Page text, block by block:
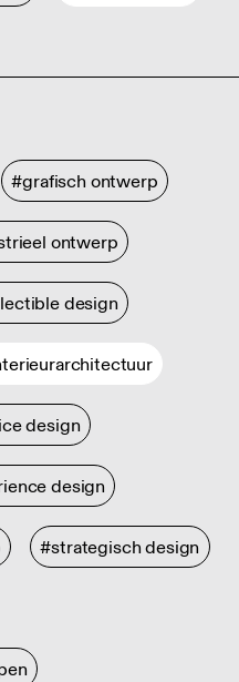
#grafisch ontwerp
ontwerp
design
design
design
#strategisch design